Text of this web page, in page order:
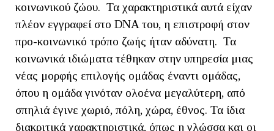
κοινωνικού ζώου. Τα χαρακτηριστικά αυτά είχαν
πλέον εγγραφεί στο DNA του, η επιστροφή στον
προ-κοινωνικό τρόπο ζωής ήταν αδύνατη. Τα
κοινωνικά ιδιώματα τέθηκαν στην υπηρεσία μιας
νέας μορφής επιλογής ομάδας έναντι ομάδας,
όπου η ομάδα γινόταν ολοένα μεγαλύτερη, από
σπηλιά έγινε χωριό, πόλη, χώρα, έθνος. Τα ίδια
διακριτικά χαρακτηριστικά, όπως η γλώσσα και οι